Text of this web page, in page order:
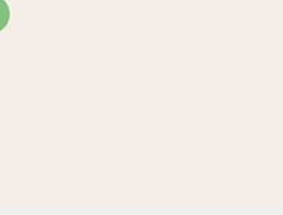
na